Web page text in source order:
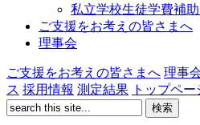
私立学校生徒学費補
ご支援をお考えの皆さまへ
理事会
ご支援をお考えの皆さまへ 理事
ス 採用情報 測定結果 トップペー